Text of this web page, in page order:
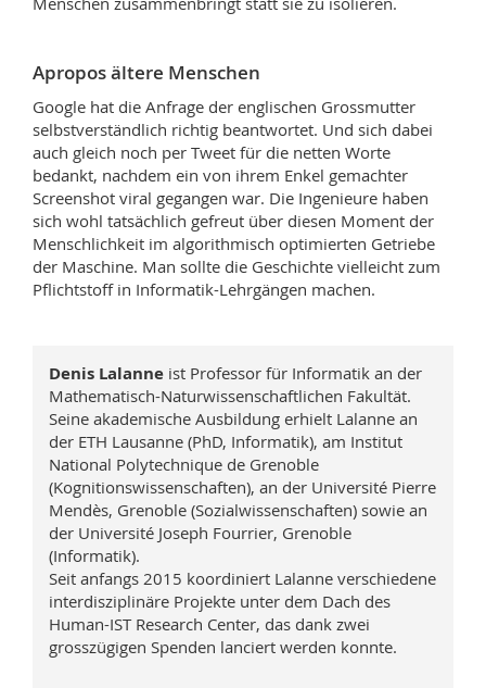
Apropos ältere Menschen
Google hat die Anfrage der englischen Grossmutter
selbstverständlich richtig beantwortet. Und sich dabei
auch gleich noch per Tweet für die netten Worte
bedankt, nachdem ein von ihrem Enkel gemachter
Screenshot viral gegangen war. Die Ingenieure haben
sich wohl tatsächlich gefreut über diesen Moment der
Menschlichkeit im algorithmisch optimierten Getriebe
der Maschine. Man sollte die Geschichte vielleicht zum
Pflichtstoff in Informatik-Lehrgängen machen.
Denis Lalanne ist Professor für Informatik an der
Mathematisch-­Naturwissenschaftlichen Fakultät.
Seine akademische Ausbildung erhielt Lalanne an
der ETH Lausanne (PhD, Informatik), am Institut
National Polytechnique de Grenoble
(Kognitionswissenschaften), an der Université Pierre
Mendès, Grenoble (Sozialwissenschaften) sowie an
der Université Joseph Fourrier, Grenoble
(Informatik).
Seit anfangs 2015 koordiniert Lalanne verschiedene
interdisziplinäre Projekte unter dem Dach des
Human-IST Research Center, das dank zwei
grosszügigen Spenden lanciert werden konnte.